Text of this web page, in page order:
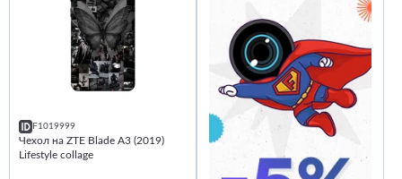
F1019999
Чехол на ZTE Blade A3 (2019)
Lifestyle collage